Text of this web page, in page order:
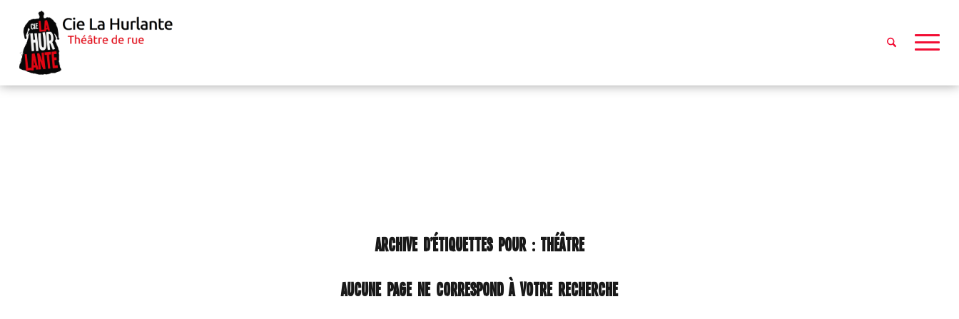
ARCHIVE D’ÉTIQUETTES POUR : THÉÂTRE
Aucune page ne correspond à votre recherche